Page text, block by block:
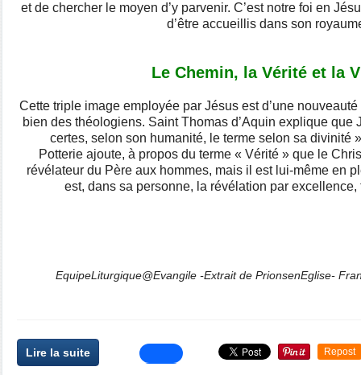
et de chercher le moyen d’y parvenir. C’est notre foi en
d’être accueillis dans son
Le Chemin, la Vérité et la
Cette triple image employée par Jésus est d’une
bien des théologiens. Saint Thomas d’Aquin explique que
certes, selon son humanité, le terme selon sa divinité
Potterie ajoute, à propos du terme « Vérité » que le
révélateur du Père aux hommes, mais il est lui-même en
est, dans sa personne, la révélation par
EquipeLiturgique@Evangile -Extrait de PrionsenEglise-
Lire la suite Repost